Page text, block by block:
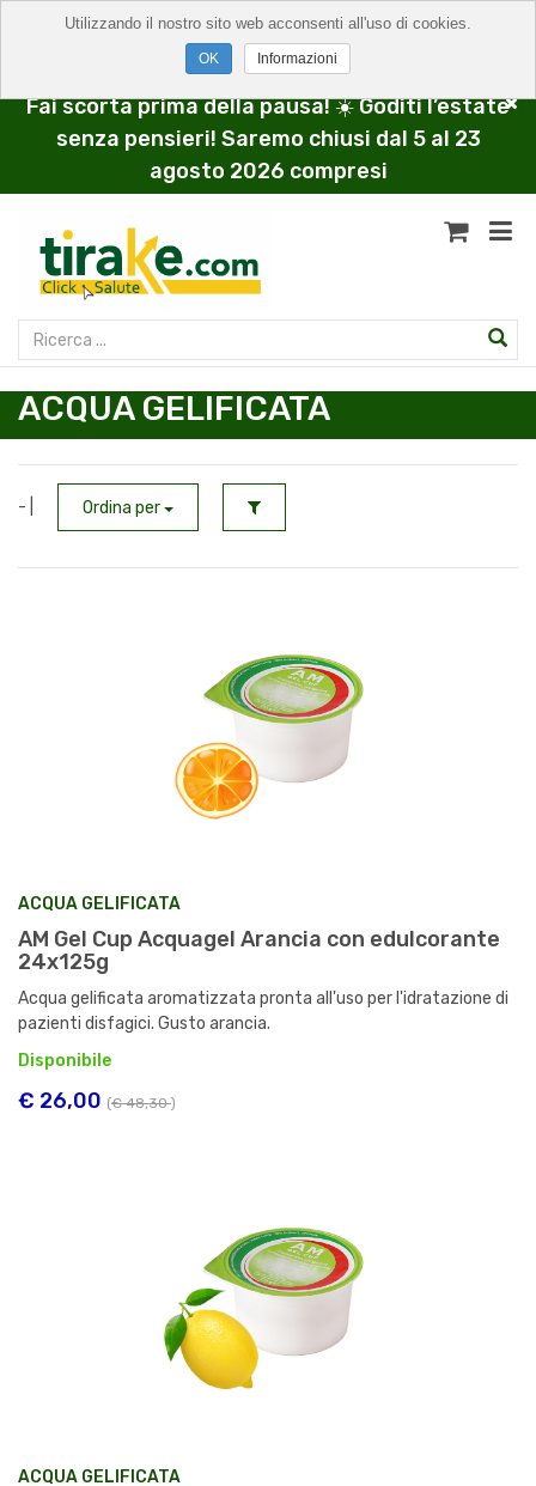
Fai scorta prima della pausa! ☀️ Goditi l’estate
senza pensieri! Saremo chiusi dal 5 al 23
agosto 2026 compresi
ACQUA GELIFICATA
- | Ordina per
ACQUA GELIFICATA
AM Gel Cup Acquagel Arancia con edulcorante
24x125g
Acqua gelificata aromatizzata pronta all'uso per l'idratazione di
pazienti disfagici. Gusto arancia.
Disponibile
€ 26,00 (€ 48,30)
ACQUA GELIFICATA
Utilizzando il nostro sito web acconsenti all'uso di cookies.
Informazioni